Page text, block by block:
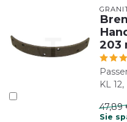
203
KL 12,
47,89
Sie